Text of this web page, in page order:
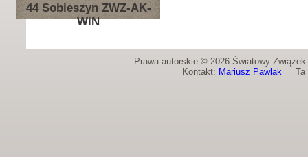
44 Sobieszyn ZWZ-AK-
WiN
Prawa autorskie © 2026 Światowy
Kontakt: Mariusz PawlakTa